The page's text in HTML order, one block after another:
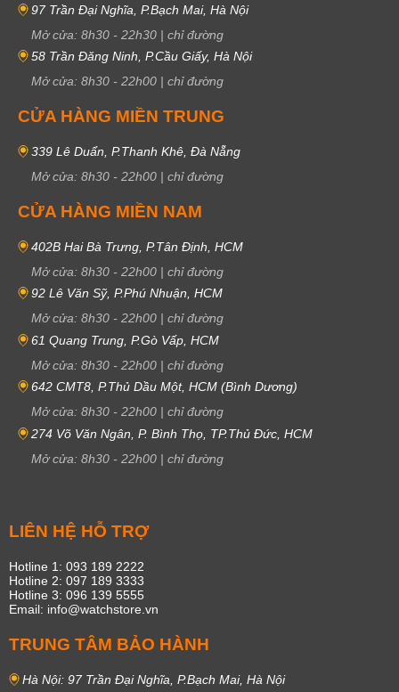
97 Trần Đại Nghĩa, P.Bạch Mai, Hà Nội
Mở cửa: 8h30 - 22h30 | chỉ đường
58 Trần Đăng Ninh, P.Cầu Giấy, Hà Nội
Mở cửa: 8h30 - 22h00 | chỉ đường
CỬA HÀNG MIỀN TRUNG
339 Lê Duẩn, P.Thanh Khê, Đà Nẵng
Mở cửa: 8h30 - 22h00 | chỉ đường
CỬA HÀNG MIỀN NAM
402B Hai Bà Trưng, P.Tân Định, HCM
Mở cửa: 8h30 - 22h00 | chỉ đường
92 Lê Văn Sỹ, P.Phú Nhuận, HCM
Mở cửa: 8h30 - 22h00 | chỉ đường
61 Quang Trung, P.Gò Vấp, HCM
Mở cửa: 8h30 - 22h00 | chỉ đường
642 CMT8, P.Thủ Dầu Một, HCM (Bình Dương)
Mở cửa: 8h30 - 22h00 | chỉ đường
274 Võ Văn Ngân, P. Bình Thọ, TP.Thủ Đức, HCM
Mở cửa: 8h30 - 22h00 | chỉ đường
LIÊN HỆ HỖ TRỢ
Hotline 1: 093 189 2222
Hotline 2: 097 189 3333
Hotline 3: 096 139 5555
Email: info@watchstore.vn
TRUNG TÂM BẢO HÀNH
Hà Nội: 97 Trần Đại Nghĩa, P.Bạch Mai, Hà Nội